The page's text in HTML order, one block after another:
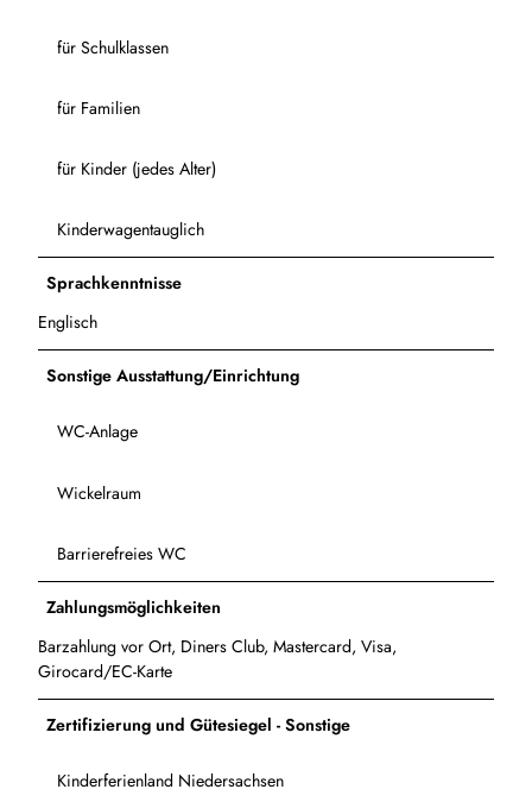
für Schulklassen
für Familien
für Kinder (jedes Alter)
Kinderwagentauglich
Sprachkenntnisse
Englisch
Sonstige Ausstattung/Einrichtung
WC-Anlage
Wickelraum
Barrierefreies WC
Zahlungsmöglichkeiten
Barzahlung vor Ort, Diners Club, Mastercard, Visa,
Girocard/EC-Karte
Zertifizierung und Gütesiegel - Sonstige
Kinderferienland Niedersachsen